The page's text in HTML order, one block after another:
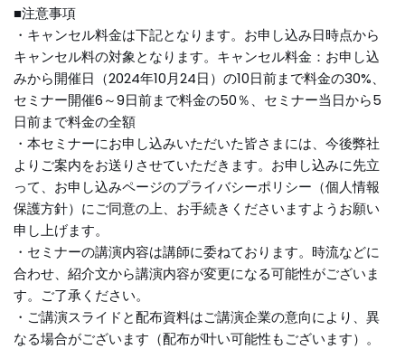
■注意事項
・キャンセル料金は下記となります。お申し込み日時点から
キャンセル料の対象となります。キャンセル料金：お申し込
みから開催日（2024年10月24日）の10日前まで料金の30%、
セミナー開催6～9日前まで料金の50％、セミナー当日から5
日前まで料金の全額
・本セミナーにお申し込みいただいた皆さまには、今後弊社
よりご案内をお送りさせていただきます。お申し込みに先立
って、お申し込みページのプライバシーポリシー（個人情報
保護方針）にご同意の上、お手続きくださいますようお願い
申し上げます。
・セミナーの講演内容は講師に委ねております。時流などに
合わせ、紹介文から講演内容が変更になる可能性がございま
す。ご了承ください。
・ご講演スライドと配布資料はご講演企業の意向により、異
なる場合がございます（配布が叶い可能性もございます）。